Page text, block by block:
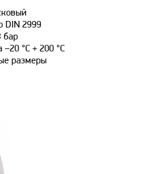
DIN 2999
бар
–20 °С + 200 °С
размеры